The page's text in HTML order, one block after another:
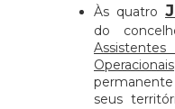
Às quatro
do
Operacionais
seus